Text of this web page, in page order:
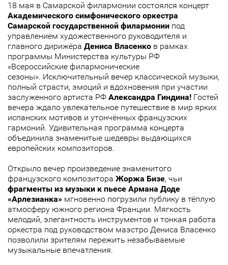
18 мая в Самарской филармонии состоялся концерт
Академического симфонического оркестра
Самарской государственной филармонии под
управлением художественного руководителя и
главного дирижёра Дениса Власенко в рамках
программы Министерства культуры РФ
«Всероссийские филармонические
сезоны». Исключительный вечер классической музыки,
полный страсти, эмоций и вдохновения при участии
заслуженного артиста РФ Александра Гиндина! Гостей
вечера ждало увлекательное путешествие в мир ярких
испанских мотивов и утончённых французских
гармоний. Удивительная программа концерта
объединила знаменитые шедевры выдающихся
европейских композиторов.
Открыло вечер произведение знаменитого
французского композитора Жоржа Бизе, чьи
фрагменты из музыки к пьесе Армана Доде
«Арлезианка» мгновенно погрузили публику в тёплую
атмосферу южного региона Франции. Мягкость
мелодий, элегантность инструментов и тонкая работа
оркестра под руководством маэстро Дениса Власенко
позволили зрителям пережить незабываемые
музыкальные впечатления.